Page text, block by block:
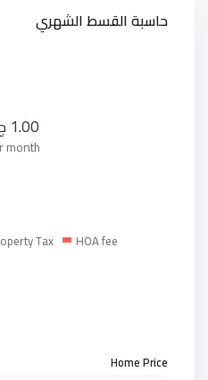
حاسبة القسط الشهري
1.00
month
Tax HOA fee
Home Price